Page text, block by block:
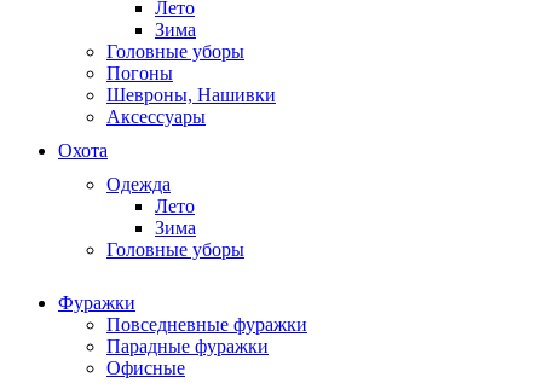
Лето
Зима
Головные уборы
Погоны
Шевроны, Нашивки
Аксессуары
Охота
Одежда
Лето
Зима
Головные уборы
Фуражки
Повседневные фуражки
Парадные фуражки
Офисные